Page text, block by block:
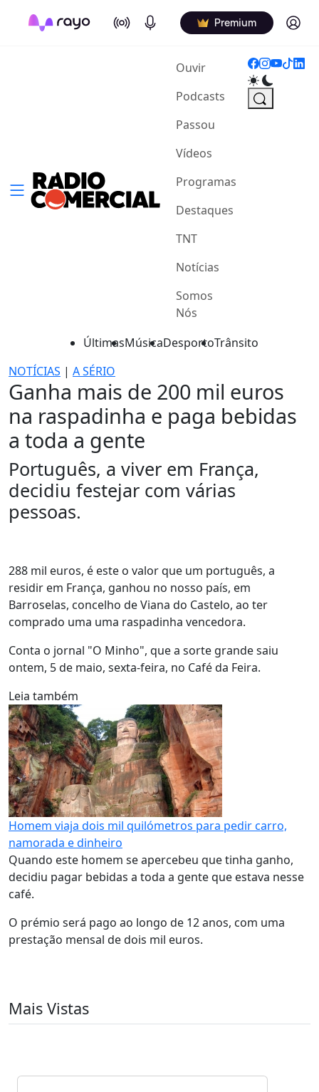
On Air Podcasts Premium Log in
Ouvir(current)
Podcasts
Passou
Vídeos
Programas
Destaques
TNT
Notícias
Somos
Nós
ÚltimasMúsicaDesportoTrânsito
NOTÍCIAS | A SÉRIO
Ganha mais de 200 mil euros
na raspadinha e paga bebidas
a toda a gente
Português, a viver em França,
decidiu festejar com várias
pessoas.
288 mil euros, é este o valor que um português, a
residir em França, ganhou no nosso país, em
Barroselas, concelho de Viana do Castelo, ao ter
comprado uma uma raspadinha vencedora.
Conta o jornal "O Minho", que a sorte grande saiu
ontem, 5 de maio, sexta-feira, no Café da Feira.
Leia também
Homem viaja dois mil quilómetros para pedir carro,
namorada e dinheiro
Quando este homem se apercebeu que tinha ganho,
decidiu pagar bebidas a toda a gente que estava nesse
café.
O prémio será pago ao longo de 12 anos, com uma
prestação mensal de dois mil euros.
Mais Vistas